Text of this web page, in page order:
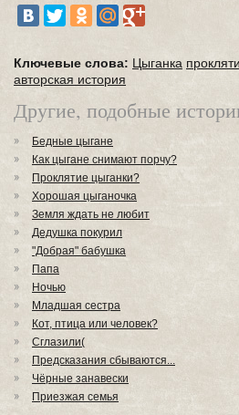
Ключевые слова: Цыганка
авторская история
Другие, подобные
Бедные цыгане
Как цыгане снимают порчу?
Проклятие цыганки?
Хорошая цыганочка
Земля ждать не любит
Дедушка покурил
"Добрая" бабушка
Папа
Ночью
Младшая сестра
Кот, птица или человек?
Сглазили(
Предсказания сбываются...
Чёрные занавески
Приезжая семья